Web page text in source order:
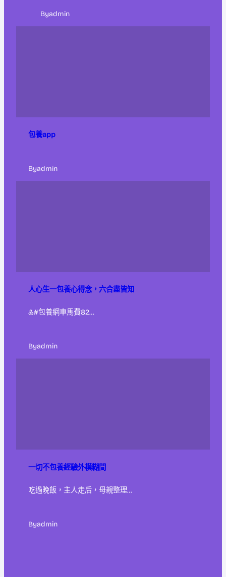
Byadmin
包養app
Byadmin
人心生一包養心得念，六合盡皆知
&#包養網車馬費82…
Byadmin
一切不包養經驗外模糊間
吃過晚飯，主人走后，母親整理…
Byadmin